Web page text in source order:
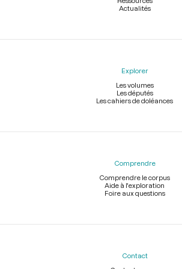
Actualités
Explorer
Les volumes
Les députés
Les cahiers de doléances
Comprendre
Comprendre le corpus
Aide à l'exploration
Foire aux questions
Contact